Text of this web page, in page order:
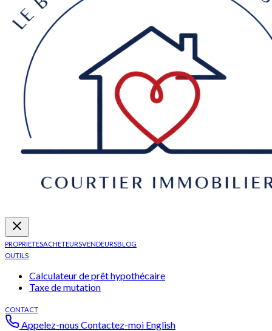
PROPRIETESACHETEURSVENDEURSBLOG
OUTILS
Calculateur de prêt hypothécaire
Taxe de mutation
CONTACT
Appelez-nous Contactez-moi English